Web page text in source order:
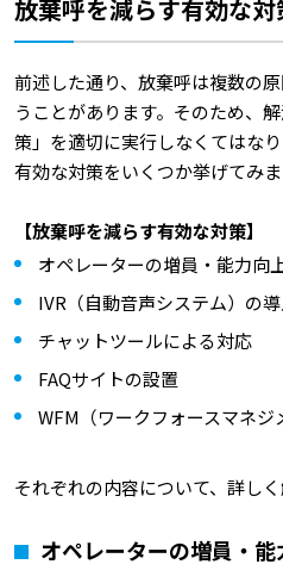
放棄呼を減らす有効な対
前述した通り、放棄呼は複数の
うことがあります。そのため、
策」を適切に実行しなくてはな
有効な対策をいくつか挙げてみま
【放棄呼を減らす有効な対策】
オペレーターの増員・能力向
IVR（自動音声システム）の
チャットツールによる対応
FAQサイトの設置
WFM（ワークフォースマネジ
それぞれの内容について、詳しく
オペレーターの増員・能